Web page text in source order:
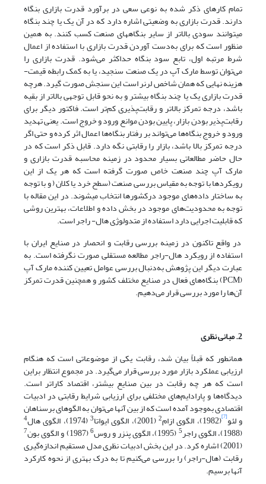
تمام کارهای ذکر شده به نوعی سعی در برآورد قدرت بازاری بنگاه
دارند. قدرت بازاری به وضعیتی اشاره دارد که در آن یک یا چند بنگاه
می­توانند سودی بالاتر از سایر بنگاه­های صنعت کسب کنند. به همین
منظور است که برای به‌دست آوردن قدرت بازاری با استفاده از اعمال
شرط مرتبه اول، تابع سود بنگاه حداکثر می‌شود. قدرت بازاری را
می‌توان توسط مارک آپ در یک صنعت سنجید، یا به کمک رابطه قیمت-
هزینه‌ نهایی که همان شاخص لرنر است این سنجش صورت گیرد. هرچه
قدرت بازاری یک یا چند بنگاه بیشتر و به نحو قابل توجهی بالاتر از بقیه
باشد، درجه تمرکز بالاتر و رقابت‌پذیری کم‌تر است. فاکتور دیگر برای
رقابت‌پذیر بودن بازار، پایین بودن موانع ورود و خروج است. یعنی تهدید
ورود و خروج بنگاه‌ها می‌تواند بر رفتار بنگاه‌ها اعمال اثر کرده و حتی اگر
درجه تمرکز بالا باشد، بازار را رقابتی نگه دارد. قابل ذکر است که در
حال حاضر مطالعاتی بسیار محدود در زمینه‌ محاسبه قدرت بازاری و
مارک آپ چند صنعت خاص صورت گرفته است که هر یک از این
رویکردها با توجه به مقیاس بررسی صنعت (سطح خرد یا کلان ( و با توجه
به ساختار داده‌های موجود درکشورها انتخاب می­شوند. در این مقاله با
توجه به محدودیت‌های موجود در بخش داده و اطلاعات، بهترین روشی
که قابلیت اجرایی دارد استفاده از متدولوژی هال- راجر است.
در واقع تاکنون در زمینه بررسی رقابت و انحصار در صنایع ایران با
استفاده از رویکرد هال-راجر مطالعه مستقلی صورت نگرفته است. به
عبارت دیگر این پژوهش به‌دنبال بررسی عوامل تعیین کننده مارک آپ
(PCM) بنگاه‌های فعال در صنایع مختلف کشور و همچنین قدرت تمرکز
آن‌ها را مورد بررسی قرار می‌دهیم.
2. مبانی نظری
همانطور که قبلاً بیان شد، رقابت یکی از موضوعاتی است که هنگام
ارزیابی عملکرد بازار مورد بررسی قرار می‌گیرد. در مجموع انتظار براین
است که هر چه رقابت در بین صنایع بیشتر، اقتصاد کاراتر است.
دیدگاه‌ها و پارادایم‌های مختلفی برای ارزیابی شرایط رقابتی در ادبیات
اقتصادی به‌وجود آمده است که از بین آنها می‌توان به الگوهای برسناهان
و لئو[7] (1982)، الگوی ازام 2(2001)، الگوی ایواتا 3(1974)، الگوی هال 4
(1988)، الگوی راجر 5 (1995)، الگوی پنزر و روس 6(1987) و الگوی بون 7
(2001) اشاره کرد. در این بخش ادبیات نظری مدل مستقیم اندازه‌گیری
رقابت (هال-راجر) را بررسی می‌کنیم تا به درک بهتری از نحوه کارکرد
آنها برسیم.